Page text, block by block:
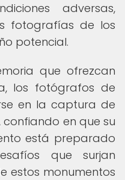
adversas,
fotografías de los
potencial.
que ofrezcan
los fotógrafos de
en la captura de
confiando en que su
está preparado
que surjan
estos monumentos